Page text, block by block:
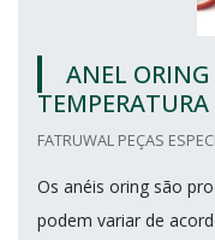
ANEL
TEMPERATURA
FATRUWAL PEÇAS
Os anéis oring são
podem variar de